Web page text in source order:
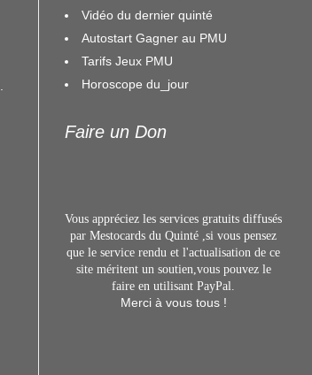
Vidéo du dernier quinté
Autostart Gagner au PMU
Tarifs Jeux PMU
Horoscope du_jour
Faire un Don
Vous appréciez les services gratuits diffusés
par Mestocards du Quinté ,si vous pensez
que le service rendu et l'actualisation de ce
site méritent un soutien,vous pouvez le
faire en utilisant PayPal.
Merci à vous tous !